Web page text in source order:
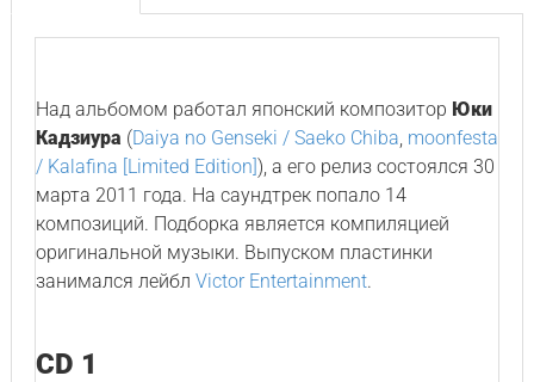
Над альбомом работал японский композитор Юки
Кадзиура (Daiya no Genseki / Saeko Chiba, moonfesta
/ Kalafina [Limited Edition]), а его релиз состоялся 30
марта 2011 года. На саундтрек попало 14
композиций. Подборка является компиляцией
оригинальной музыки. Выпуском пластинки
занимался лейбл Victor Entertainment.
CD 1